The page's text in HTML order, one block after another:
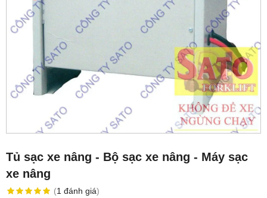
Tủ sạc xe nâng - Bộ sạc xe nâng - Máy sạc
xe nâng
(1 đánh giá)